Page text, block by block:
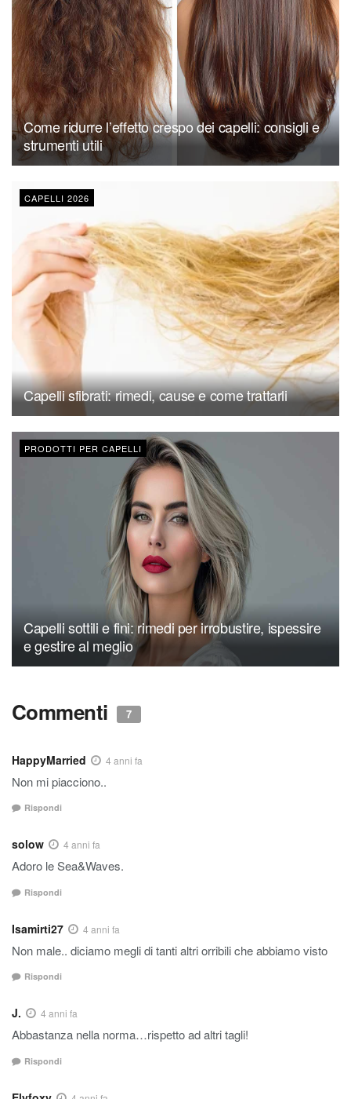
Come ridurre l’effetto crespo dei capelli: consigli e
strumenti utili
CAPELLI 2026
Capelli sfibrati: rimedi, cause e come trattarli
PRODOTTI PER CAPELLI
Capelli sottili e fini: rimedi per irrobustire, ispessire
e gestire al meglio
Commenti 7
HappyMarried 4 anni fa
Non mi piacciono..
Rispondi
solow 4 anni fa
Adoro le Sea&Waves.
Rispondi
Isamirti27 4 anni fa
Non male.. diciamo megli di tanti altri orribili che abbiamo visto
Rispondi
J. 4 anni fa
Abbastanza nella norma…rispetto ad altri tagli!
Rispondi